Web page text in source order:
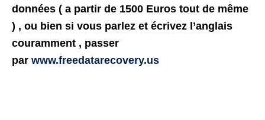
données ( a partir de 1500 Euros tout de même
) , ou bien si vous parlez et écrivez l’anglais
couramment , passer
par www.freedatarecovery.us